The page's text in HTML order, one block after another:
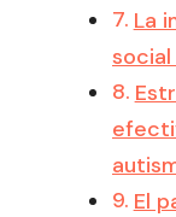
La
El